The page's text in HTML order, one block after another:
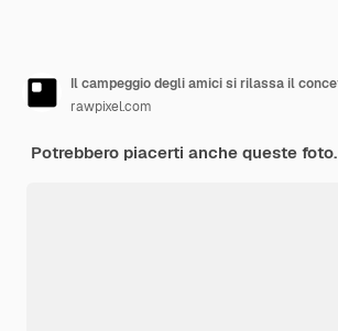
rawpixel.com
Potrebbero piacerti anche queste foto.